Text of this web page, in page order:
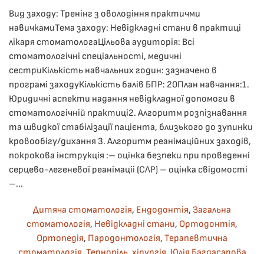
Вид заходу: Тренінг з оволодіння практичми
навичкамиТема заходу: Невідкладні стани в практиці
лікаря стоматологаЦільова аудиторія: Всі
стоматологічні спеціальності, медичні
сестриКількість навчальних годин: зазначено в
програмі заходуКількість балів БПР: 20План навчання:1. ​
Юридичні аспекти надання невідкладної допомоги в
стоматологічній практиці2. ​Алгоритм розпізнавання
та швидкої стабілізації пацієнта, близького до зупинки
кровообігу/дихання 3. Алгоритм реанімаційних заходів,
покрокова інструкція :– оцінка безпеки при проведенні
серцево-легеневої реанімаціі (СЛР) – оцінка свідомості
–...
Дитяча стоматологія, Ендодонтія, Загальна
стоматологія, Невідкладні стани, Ортодонтія,
Ортопедія, Пародонтологія, Терапевтична